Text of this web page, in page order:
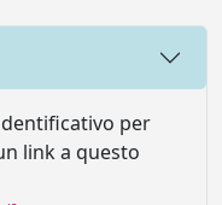
per
link a questo